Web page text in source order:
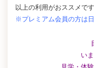
以上の利用がおススメで
※プレミアム会員の方は
い